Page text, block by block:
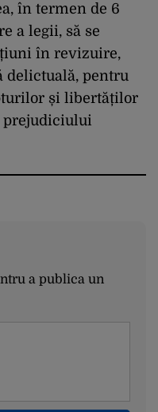
în termen de 6
a legii, să se
în revizuire,
delictuală, pentru
și libertăților
prejudiciului
a publica un